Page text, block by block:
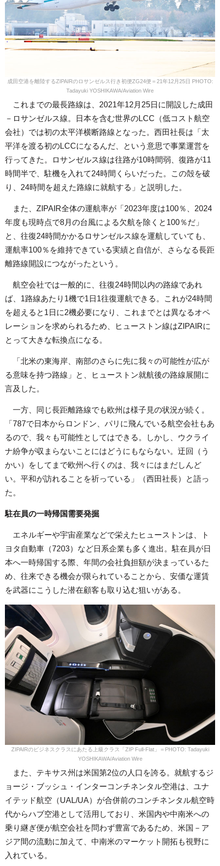
成田空港を離陸するZIPAIRのロサンゼルス行き初便ZG24便＝21年12月25日 PHOTO:
Tadayuki YOSHIKAWA/Aviation Wire
これまでの最長路線は、2021年12月25日に開設した成田
－ロサンゼルス線。日本を含む世界のLCC（低コスト航空
会社）では初の太平洋横断路線となった。西田社長は「太
平洋を渡る初のLCCになるんだ、という意思で事業運営を
行ってきた。ロサンゼルス線は往路が10時間弱、復路が11
時間半で、駐機を入れて24時間くらいだった。この殻を破
り、24時間を超えた路線に就航する」と説明した。
また、ZIPAIR全体の運航率が「2023年度は100％、2024
年度も現時点で8月の台風による欠航を除くと100％だ」
と、往復24時間かかるロサンゼルス線を運航していても、
運航率100％を維持できている実績と自信が、さらなる長距
離路線開設につながったという。
航空会社では一般的に、往復24時間以内の路線であれ
ば、1路線あたり1機で1日1往復運航できる。これが24時間
を超えると1日に2機必要になり、これまでとは異なるオペ
レーションを求められるため、ヒューストン線はZIPAIRに
とって大きな転換点になる。
「北米の東海岸、南部のさらに先に我々の可能性が広が
る意味を持つ路線」と、ヒューストン就航後の路線展開に
言及した。
一方、同じ長距離路線でも欧州は様子見の状況が続く。
「787で日本からロンドン、パリに飛んでいる航空会社もあ
るので、我々も可能性としてはできる。しかし、ウクライ
ナ紛争が収まらないことにはどうにもならない。迂回（う
かい）をしてまで欧州へ行くのは、我々にはまだしんど
い。平和が訪れることを祈っている」（西田社長）と語っ
た。
駐在員の一時帰国需要発掘
エネルギーや宇宙産業などで栄えたヒューストンは、ト
ヨタ自動車（7203）など日系企業も多く進出。駐在員が日
本へ一時帰国する際、年間の会社負担額が決まっているた
め、往来できる機会が限られていることから、安価な運賃
を武器にこうした潜在顧客も取り込む狙いがある。
ZIPAIRのビジネスクラスにあたる上級クラス「ZIP Full-Flat」＝PHOTO: Tadayuki
YOSHIKAWA/Aviation Wire
また、テキサス州は米国第2位の人口を誇る。就航するジ
ョージ・ブッシュ・インターコンチネンタル空港は、ユナ
イテッド航空（UAL/UA）が合併前のコンチネンタル航空時
代からハブ空港として活用しており、米国内や中南米への
乗り継ぎ便が航空会社を問わず豊富であるため、米国－ア
ジア間の流動に加えて、中南米のマーケット開拓も視野に
入れている。